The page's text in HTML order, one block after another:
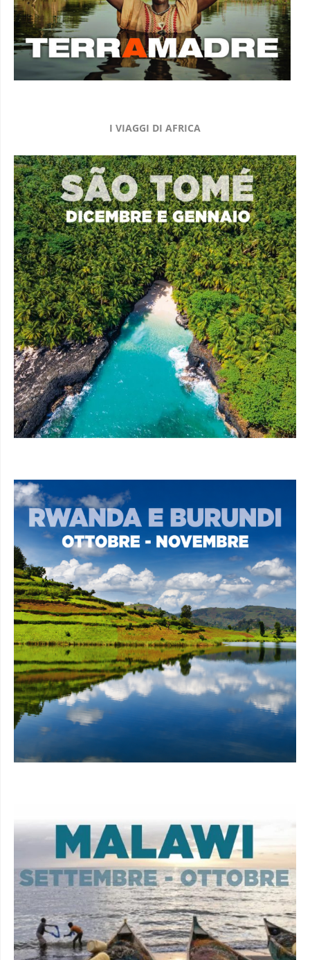
I VIAGGI DI AFRICA